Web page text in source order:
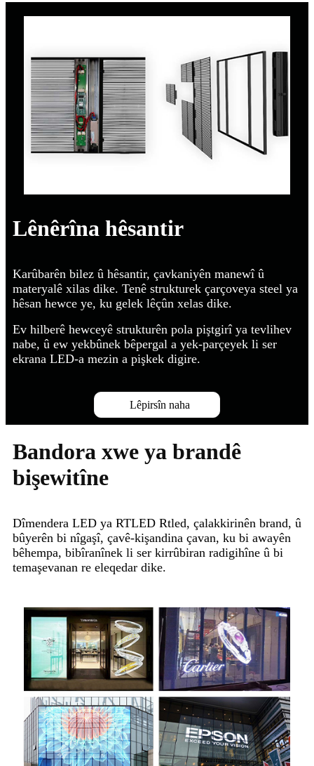
Lênêrîna hêsantir
Karûbarên bilez û hêsantir, çavkaniyên manewî û
materyalê xilas dike. Tenê strukturek çarçoveya steel ya
hêsan hewce ye, ku gelek lêçûn xelas dike.
Ev hilberê hewceyê strukturên pola piştgirî ya tevlihev
nabe, û ew yekbûnek bêpergal a yek-parçeyek li ser
ekrana LED-a mezin a pişkek digire.
Lêpirsîn naha
Bandora xwe ya brandê
bişewitîne
Dîmendera LED ya RTLED Rtled, çalakkirinên brand, û
bûyerên bi nîgaşî, çavê-kişandina çavan, ku bi awayên
bêhempa, bibîranînek li ser kirrûbiran radigihîne û bi
temaşevanan re eleqedar dike.